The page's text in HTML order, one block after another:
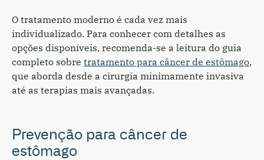
O tratamento moderno é cada vez mais
individualizado. Para conhecer com detalhes as
opções disponíveis, recomenda-se a leitura do guia
completo sobre tratamento para câncer de estômago,
que aborda desde a cirurgia minimamente invasiva
até as terapias mais avançadas.
Prevenção para câncer de
estômago